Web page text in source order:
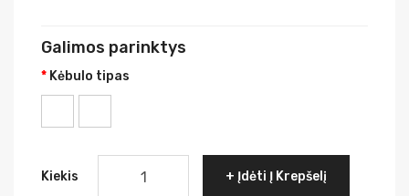
Galimos parinktys
Kėbulo tipas
Kiekis Įdėti Į Krepšelį